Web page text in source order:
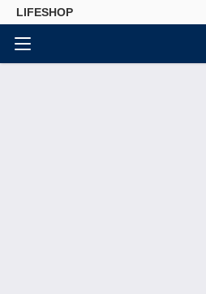
LIFESHOP